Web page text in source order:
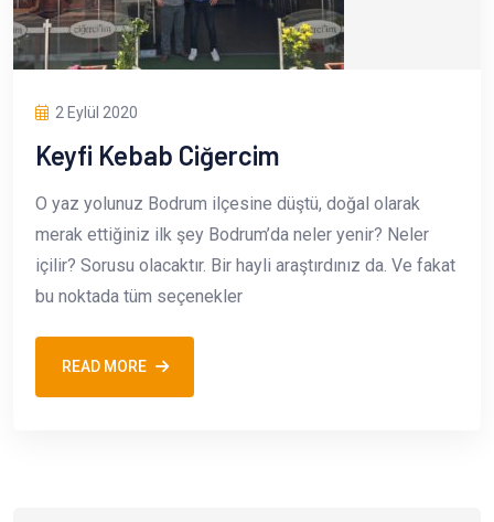
2 Eylül 2020
Keyfi Kebab Ciğercim
O yaz yolunuz Bodrum ilçesine düştü, doğal olarak
merak ettiğiniz ilk şey Bodrum’da neler yenir? Neler
içilir? Sorusu olacaktır. Bir hayli araştırdınız da. Ve fakat
bu noktada tüm seçenekler
READ MORE